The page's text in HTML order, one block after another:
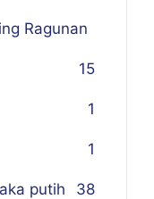
Ragunan
5
1
1
1
putih 38